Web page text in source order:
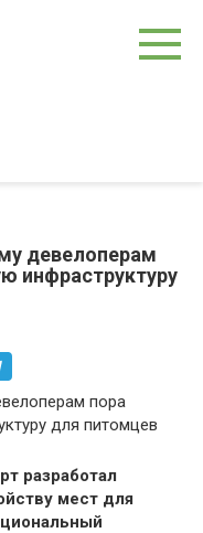
девелоперам
инфраструктуру
разработал
мест для